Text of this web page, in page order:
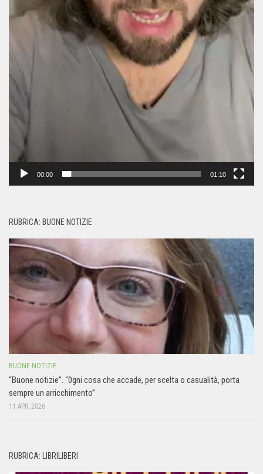
00:00 01:10
RUBRICA: BUONE NOTIZIE
BUONE NOTIZIE
“Buone notizie”. “0gni cosa che accade, per scelta o casualità, porta
sempre un arricchimento”
11 APR, 2026
RUBRICA: LIBRILIBERI